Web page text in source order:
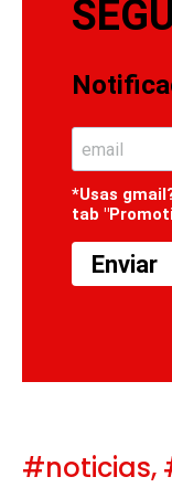
#noticias